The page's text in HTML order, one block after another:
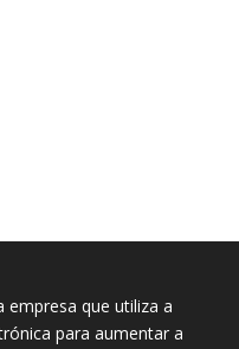
que utiliza a
para aumentar a